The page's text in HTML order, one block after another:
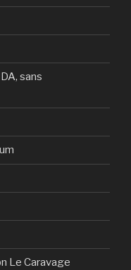
sans
Le Caravage